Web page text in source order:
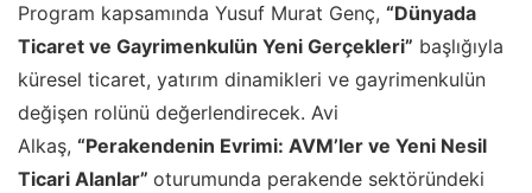
Program kapsamında Yusuf Murat Genç, “Dünyada
Ticaret ve Gayrimenkulün Yeni Gerçekleri” başlığıyla
küresel ticaret, yatırım dinamikleri ve gayrimenkulün
değişen rolünü değerlendirecek. Avi
Alkaş, “Perakendenin Evrimi: AVM’ler ve Yeni Nesil
Ticari Alanlar” oturumunda perakende sektöründeki